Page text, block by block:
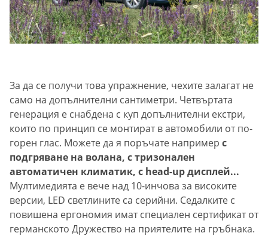
За да се получи това упражнение, чехите залагат не
само на допълнителни сантиметри. Четвъртата
генерация е снабдена с куп допълнителни екстри,
които по принцип се монтират в автомобили от по-
горен глас. Можете да я поръчате например с
подгряване на волана, с тризонален
автоматичен климатик, с head-up дисплей...
Мултимедията е вече над 10-инчова за високите
версии, LED светлините са серийни. Седалките с
повишена ергономия имат специален сертификат от
германското Дружество на приятелите на гръбнака.